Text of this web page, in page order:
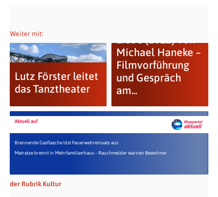
Weiter mit:
Lutz Förster leitet
das Tanztheater
Liebe (2012) von
Michael Haneke –
Filmvorführung
und Gespräch
am...
Aktuell auf
Brennende Gasflasche löst Feuerwehreinsatz aus
Matratze brennt in Mehrfamilienhaus – Rauchmelder warnen Bewohner
der Rubrik Kultur